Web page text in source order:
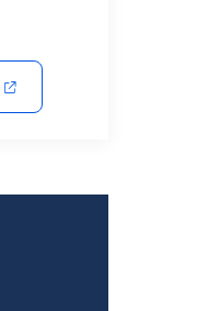
(s'ouvre dans un nouvel